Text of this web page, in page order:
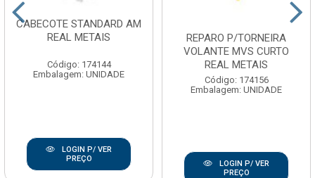
CABECOTE STANDARD AM
REAL METAIS
Código: 174144
Embalagem: UNIDADE
LOGIN P/ VER
PREÇO
REPARO P/TORNEIRA
VOLANTE MVS CURTO
REAL METAIS
Código: 174156
Embalagem: UNIDADE
LOGIN P/ VER
PREÇO